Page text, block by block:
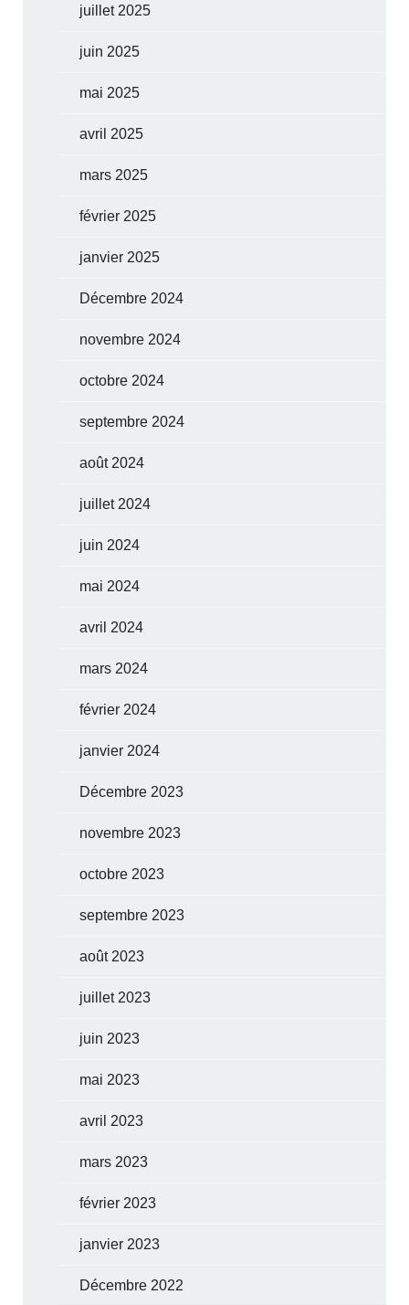
juillet 2025
juin 2025
mai 2025
avril 2025
mars 2025
février 2025
janvier 2025
Décembre 2024
novembre 2024
octobre 2024
septembre 2024
août 2024
juillet 2024
juin 2024
mai 2024
avril 2024
mars 2024
février 2024
janvier 2024
Décembre 2023
novembre 2023
octobre 2023
septembre 2023
août 2023
juillet 2023
juin 2023
mai 2023
avril 2023
mars 2023
février 2023
janvier 2023
Décembre 2022